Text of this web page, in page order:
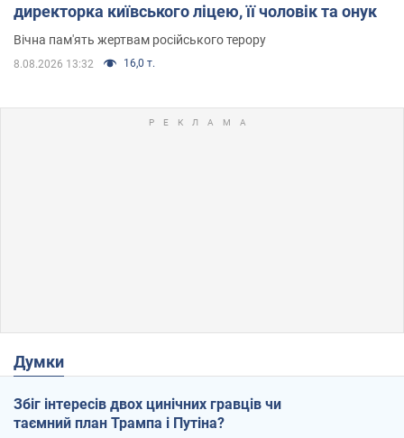
директорка київського ліцею, її чоловік та онук
Вічна пам'ять жертвам російського терору
8.08.2026 13:32 16,0 т.
Думки
Збіг інтересів двох цинічних гравців чи
таємний план Трампа і Путіна?